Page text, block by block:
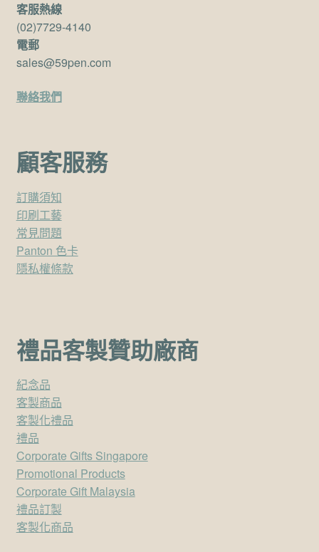
客服熱線
(02)7729-4140
電郵
sales@59pen.com
聯絡我們
顧客服務
訂購須知
印刷工藝
常見問題
Panton 色卡
隱私權條款
禮品客製贊助廠商
紀念品
客製商品
客製化禮品
禮品
Corporate Gifts Singapore
Promotional Products
Corporate Gift Malaysia
禮品訂製
客製化商品